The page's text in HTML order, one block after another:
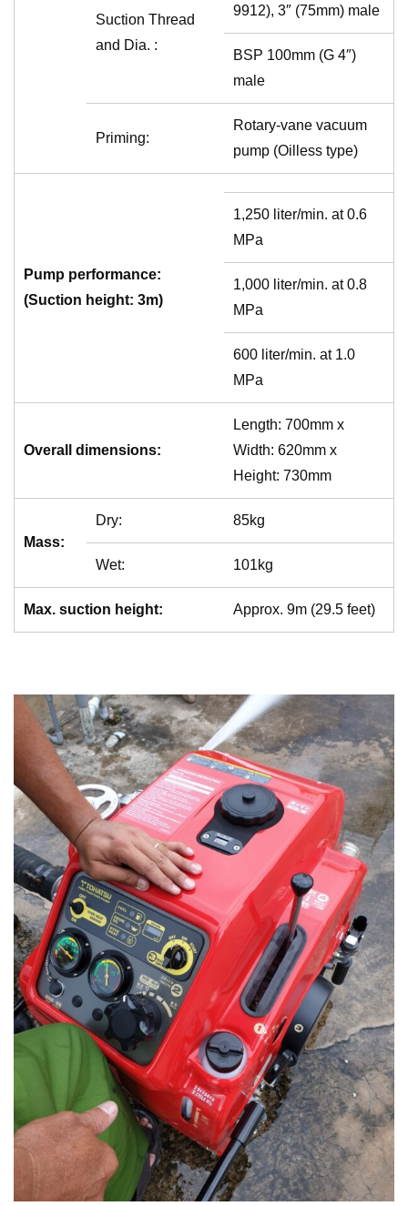
Suction Thread
and Dia. :
9912), 3″ (75mm) male
BSP 100mm (G 4″)
male
Priming:
Rotary-vane vacuum
pump (Oilless type)
Pump performance:
(Suction height: 3m)
1,250 liter/min. at 0.6
MPa
1,000 liter/min. at 0.8
MPa
600 liter/min. at 1.0
MPa
Overall dimensions:
Length: 700mm x
Width: 620mm x
Height: 730mm
Mass:
Dry: 85kg
Wet: 101kg
Max. suction height: Approx. 9m (29.5 feet)